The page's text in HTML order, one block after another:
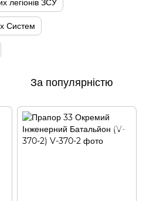
легіонів ЗСУ
Систем
За популярністю